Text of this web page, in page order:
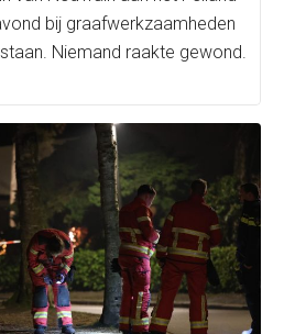
bij graafwerkzaamheden
Niemand raakte gewond.